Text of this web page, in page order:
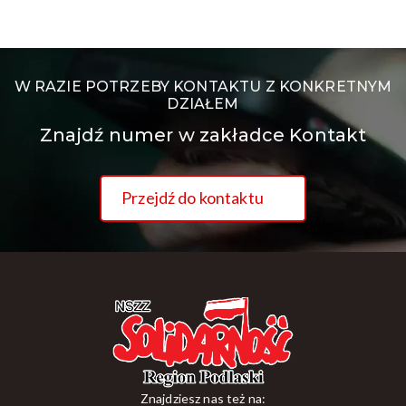
W RAZIE POTRZEBY KONTAKTU Z KONKRETNYM
DZIAŁEM
Znajdź numer w zakładce Kontakt
Przejdź do kontaktu
Znajdziesz nas też na: